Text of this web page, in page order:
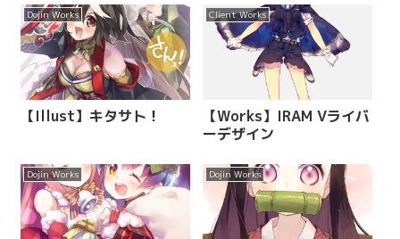
Dojin Works
【Illust】キタサト！
Client Works
【Works】IRAM Vライバ
ーデザイン
Dojin Works Dojin Works